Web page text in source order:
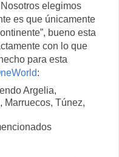
elegimos
es que únicamente
bueno esta
con lo que
para esta
:
Argelia,
Marruecos, Túnez,